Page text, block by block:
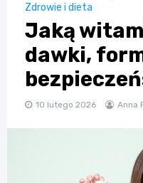
Zdrowie i dieta
Jaką
dawki,
10 lutego 2026 Anna